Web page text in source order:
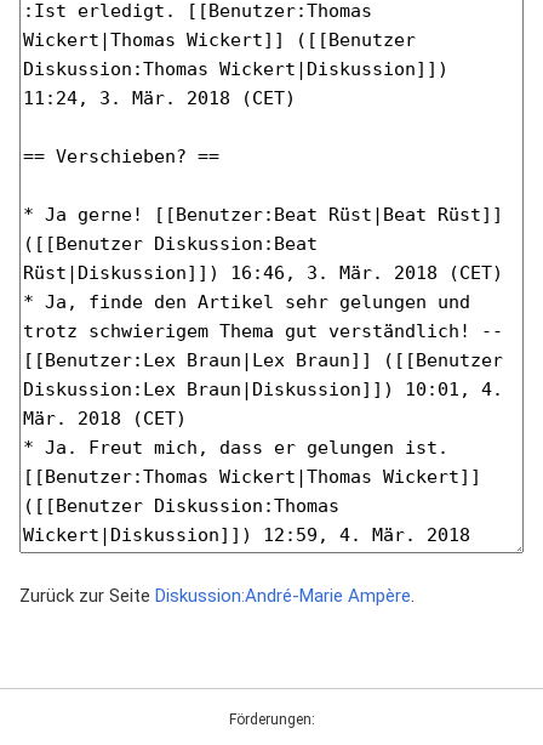
Zurück zur Seite Diskussion:André-Marie Ampère.
Förderungen: